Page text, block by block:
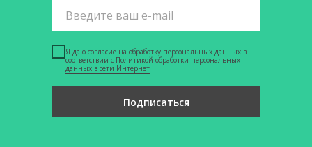
Я даю согласие на обработку персональных данных в
соответствии с Политикой обработки персональных
данных в сети Интернет
Подписаться